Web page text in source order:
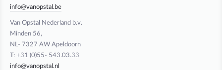
info@vanopstal.be
Van Opstal Nederland b.v.
Minden 56,
NL- 7327 AW Apeldoorn
T: +31 (0)55- 543.03.33
info@vanopstal.nl